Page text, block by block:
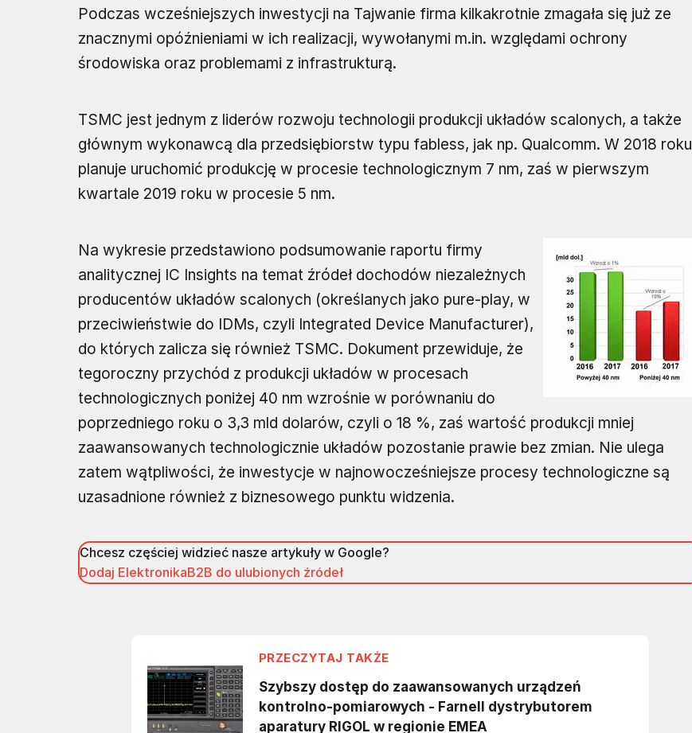
Podczas wcześniejszych inwestycji na Tajwanie firma kilkakrotnie zmagała się już ze
znacznymi opóźnieniami w ich realizacji, wywołanymi m.in. względami ochrony
środowiska oraz problemami z infrastrukturą.
TSMC jest jednym z liderów rozwoju technologii produkcji układów scalonych, a także
głównym wykonawcą dla przedsiębiorstw typu fabless, jak np. Qualcomm. W 2018 roku
planuje uruchomić produkcję w procesie technologicznym 7 nm, zaś w pierwszym
kwartale 2019 roku w procesie 5 nm.
Na wykresie przedstawiono podsumowanie raportu firmy
analitycznej IC Insights na temat źródeł dochodów niezależnych
producentów układów scalonych (określanych jako pure-play, w
przeciwieństwie do IDMs, czyli Integrated Device Manufacturer),
do których zalicza się również TSMC. Dokument przewiduje, że
tegoroczny przychód z produkcji układów w procesach
technologicznych poniżej 40 nm wzrośnie w porównaniu do
poprzedniego roku o 3,3 mld dolarów, czyli o 18 %, zaś wartość produkcji mniej
zaawansowanych technologicznie układów pozostanie prawie bez zmian. Nie ulega
zatem wątpliwości, że inwestycje w najnowocześniejsze procesy technologiczne są
uzasadnione również z biznesowego punktu widzenia.
Chcesz częściej widzieć nasze artykuły w Google?
Dodaj ElektronikaB2B do ulubionych źródeł